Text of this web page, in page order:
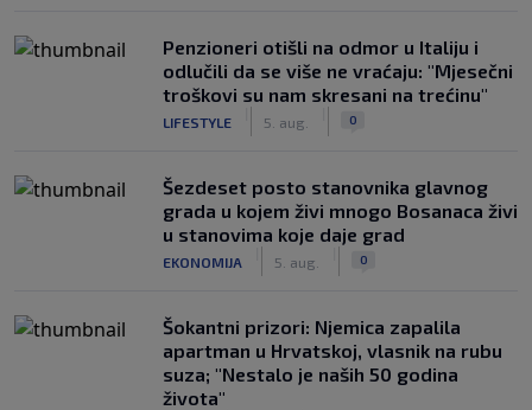
Penzioneri otišli na odmor u Italiju i
odlučili da se više ne vraćaju: "Mjesečni
troškovi su nam skresani na trećinu"
LIFESTYLE 5. aug. 0
Šezdeset posto stanovnika glavnog
grada u kojem živi mnogo Bosanaca živi
u stanovima koje daje grad
EKONOMIJA 5. aug. 0
Šokantni prizori: Njemica zapalila
apartman u Hrvatskoj, vlasnik na rubu
suza; "Nestalo je naših 50 godina
života"